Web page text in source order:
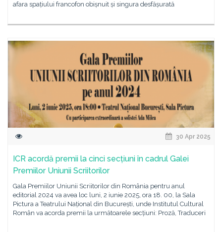
afara spațiului francofon obișnuit și singura desfășurată
30 Apr 2025
ICR acordă premii la cinci secțiuni în cadrul Galei
Premiilor Uniunii Scriitorilor
Gala Premiilor Uniunii Scriitorilor din România pentru anul
editorial 2024 va avea loc luni, 2 iunie 2025, ora 18. 00, la Sala
Pictura a Teatrului Național din București, unde Institutul Cultural
Român va acorda premii la următoarele secțiuni: Proză, Traduceri